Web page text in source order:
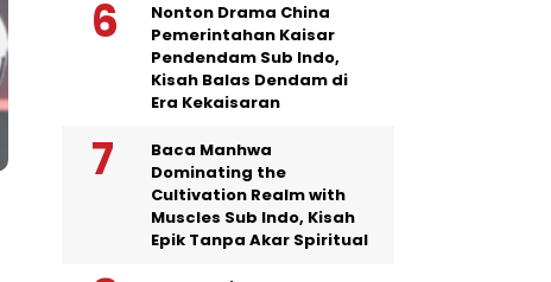
Nonton Drama China
Pemerintahan Kaisar
Pendendam Sub Indo,
Kisah Balas Dendam di
Era Kekaisaran
Baca Manhwa
Dominating the
Cultivation Realm with
Muscles Sub Indo, Kisah
Epik Tanpa Akar Spiritual